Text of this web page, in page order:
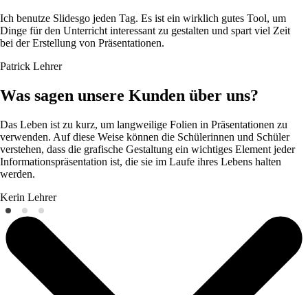
Ich benutze Slidesgo jeden Tag. Es ist ein wirklich gutes Tool, um
Dinge für den Unterricht interessant zu gestalten und spart viel Zeit
bei der Erstellung von Präsentationen.
Patrick Lehrer
Was sagen unsere Kunden über uns?
Das Leben ist zu kurz, um langweilige Folien in Präsentationen zu
verwenden. Auf diese Weise können die Schülerinnen und Schüler
verstehen, dass die grafische Gestaltung ein wichtiges Element jeder
Informationspräsentation ist, die sie im Laufe ihres Lebens halten
werden.
Kerin Lehrer